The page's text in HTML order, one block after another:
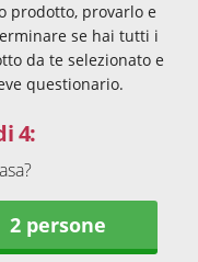
prodotto, provarlo e
se hai tutti i
da te selezionato e
questionario.
4:
2 persone